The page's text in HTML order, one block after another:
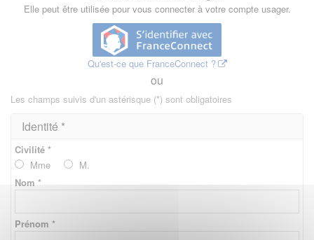
Elle peut être utilisée pour vous connecter à votre compte usager.
Qu'est-ce que FranceConnect ?
ou
Les champs suivis d'un astérisque (*) sont obligatoires
Identité *
Civilité *
Mme
M.
Nom *
Prénom *